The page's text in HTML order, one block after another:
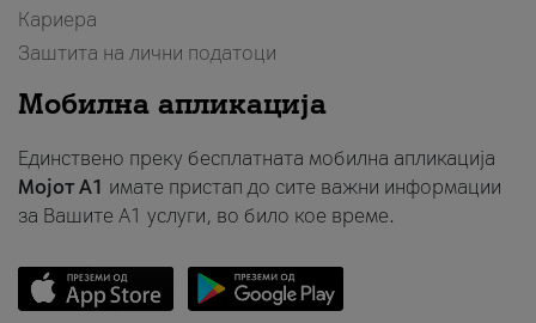
Кариера
Заштита на лични податоци
Мобилна апликација
Единствено преку бесплатната мобилна апликација
Мојот A1 имате пристап до сите важни информации
за Вашите A1 услуги, во било кое време.